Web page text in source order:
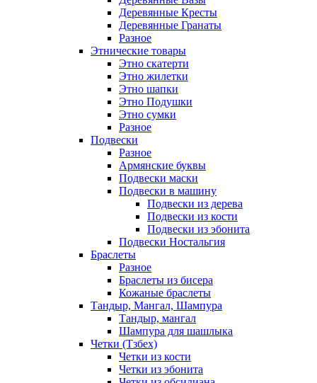
Деревянные Кресты
Деревянные Гранаты
Разное
Этнические товары
Этно скатерти
Этно жилетки
Этно шапки
Этно Подушки
Этно сумки
Разное
Подвески
Разное
Армянские буквы
Подвески маски
Подвески в машину
Подвески из дерева
Подвески из кости
Подвески из эбонита
Подвески Ностальгия
Браслеты
Разное
Браслеты из бисера
Кожаные браслеты
Тандыр, Мангал, Шампура
Тандыр, мангал
Шампура для шашлыка
Четки (Тзбех)
Четки из кости
Четки из эбонита